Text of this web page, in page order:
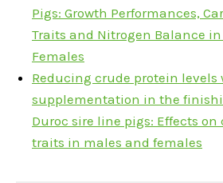
Pigs: Growth Performances,
Traits and Nitrogen Balance
Females
Reducing crude protein
supplementation in the
Duroc sire line pigs: Effects
traits in males and females